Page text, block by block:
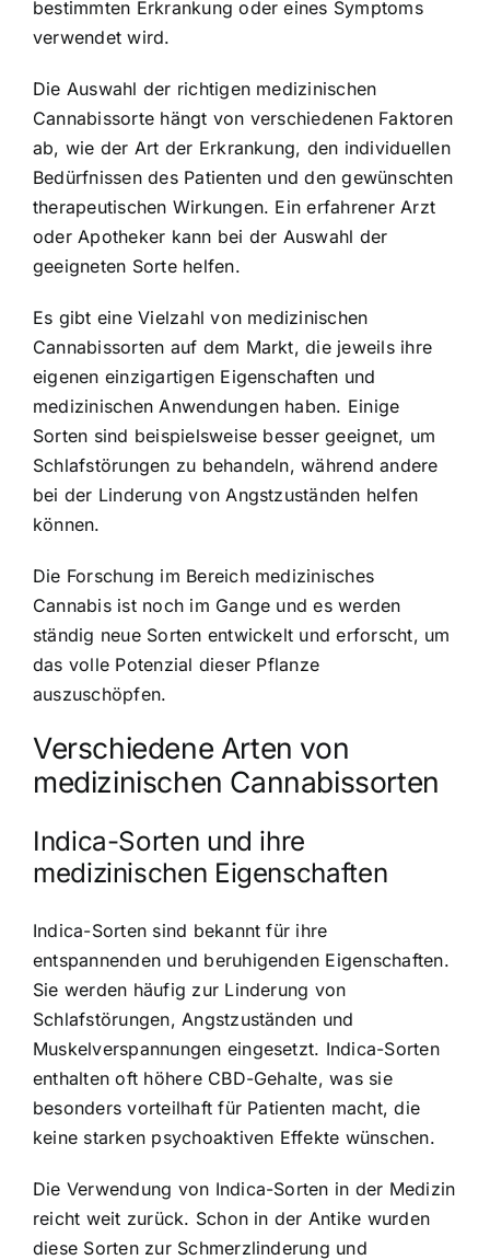
bestimmten Erkrankung oder eines Symptoms
verwendet wird.
Die Auswahl der richtigen medizinischen
Cannabissorte hängt von verschiedenen Faktoren
ab, wie der Art der Erkrankung, den individuellen
Bedürfnissen des Patienten und den gewünschten
therapeutischen Wirkungen. Ein erfahrener Arzt
oder Apotheker kann bei der Auswahl der
geeigneten Sorte helfen.
Es gibt eine Vielzahl von medizinischen
Cannabissorten auf dem Markt, die jeweils ihre
eigenen einzigartigen Eigenschaften und
medizinischen Anwendungen haben. Einige
Sorten sind beispielsweise besser geeignet, um
Schlafstörungen zu behandeln, während andere
bei der Linderung von Angstzuständen helfen
können.
Die Forschung im Bereich medizinisches
Cannabis ist noch im Gange und es werden
ständig neue Sorten entwickelt und erforscht, um
das volle Potenzial dieser Pflanze
auszuschöpfen.
Verschiedene Arten von
medizinischen Cannabissorten
Indica-Sorten und ihre
medizinischen Eigenschaften
Indica-Sorten sind bekannt für ihre
entspannenden und beruhigenden Eigenschaften.
Sie werden häufig zur Linderung von
Schlafstörungen, Angstzuständen und
Muskelverspannungen eingesetzt. Indica-Sorten
enthalten oft höhere CBD-Gehalte, was sie
besonders vorteilhaft für Patienten macht, die
keine starken psychoaktiven Effekte wünschen.
Die Verwendung von Indica-Sorten in der Medizin
reicht weit zurück. Schon in der Antike wurden
diese Sorten zur Schmerzlinderung und